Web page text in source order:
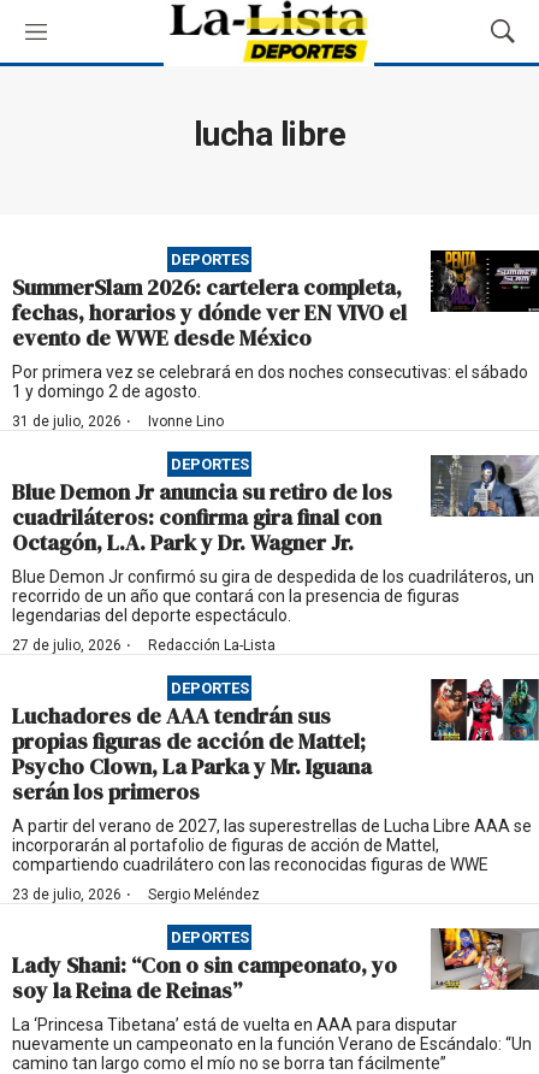
M
e
M
o
ú
s
q
u
d
lucha libre
DEPORTES
SummerSlam 2026: cartelera completa,
fechas, horarios y dónde ver EN VIVO el
evento de WWE desde México
Por primera vez se celebrará en dos noches consecutivas: el sábado
1 y domingo 2 de agosto.
31 de julio, 2026 · Ivonne Lino
DEPORTES
Blue Demon Jr anuncia su retiro de los
cuadriláteros: confirma gira final con
Octagón, L.A. Park y Dr. Wagner Jr.
Blue Demon Jr confirmó su gira de despedida de los cuadriláteros, un
recorrido de un año que contará con la presencia de figuras
legendarias del deporte espectáculo.
27 de julio, 2026 · Redacción La-Lista
DEPORTES
Luchadores de AAA tendrán sus
propias figuras de acción de Mattel;
Psycho Clown, La Parka y Mr. Iguana
serán los primeros
A partir del verano de 2027, las superestrellas de Lucha Libre AAA se
incorporarán al portafolio de figuras de acción de Mattel,
compartiendo cuadrilátero con las reconocidas figuras de WWE
23 de julio, 2026 · Sergio Meléndez
DEPORTES
Lady Shani: “Con o sin campeonato, yo
soy la Reina de Reinas”
La ‘Princesa Tibetana’ está de vuelta en AAA para disputar
nuevamente un campeonato en la función Verano de Escándalo: “Un
camino tan largo como el mío no se borra tan fácilmente”